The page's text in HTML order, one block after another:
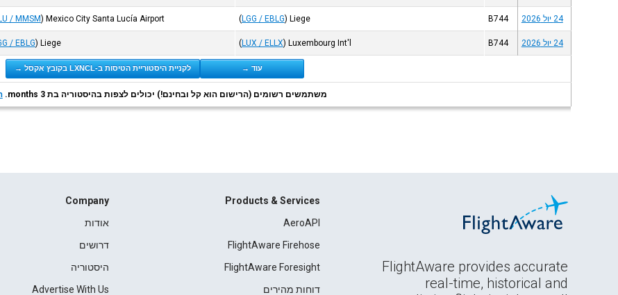
24 יול 2026 B744
Liege
(LGG / EBLG)
Mexico City Santa Lucía Airport
/ MMSM)
24 יול 2026 B744
Luxembourg Int'l
(LUX / ELLX)
Liege
/ EBLG)
עוד → לקניית היסטוריית הטיסות ב-LXNCL בקובץ אקסל →
משתמשים רשומים (הרישום הוא קל ובחינם!) יכולים לצפות בהיסטוריה בת 3 months.
FlightAware provides accurate
real-time, historical and
Products & Services
AeroAPI
FlightAware Firehose
FlightAware Foresight
דוחות מהירים
Company
אודות
דרושים
היסטוריה
Advertise With Us